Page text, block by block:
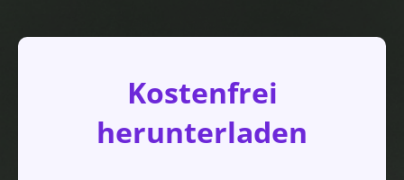
Kostenfrei
herunterladen